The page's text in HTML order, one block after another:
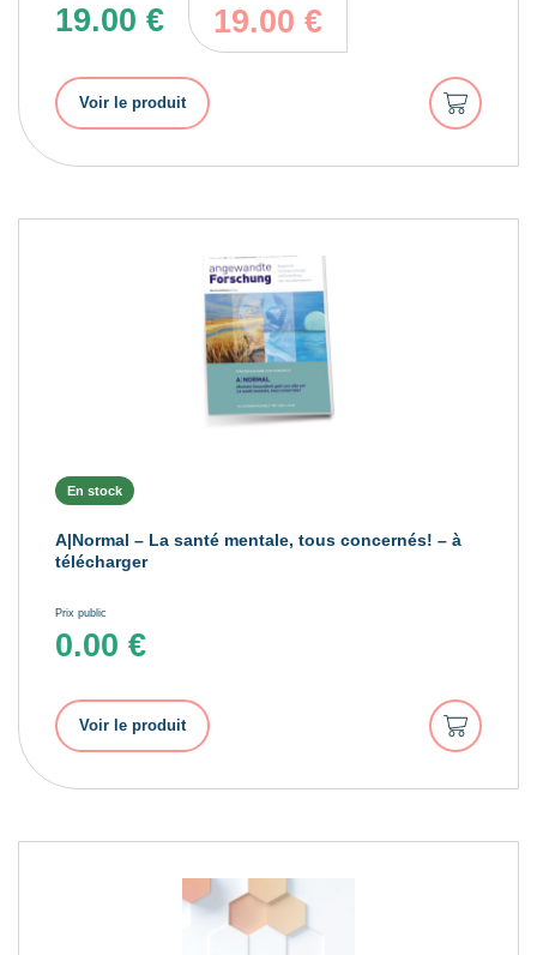
19.00 € 19.00 €
Voir le produit
Ajouter
au
panier
En stock
A|Normal – La santé mentale, tous concernés! – à
télécharger
Prix public
0.00 €
Voir le produit
Ajouter
au
panier